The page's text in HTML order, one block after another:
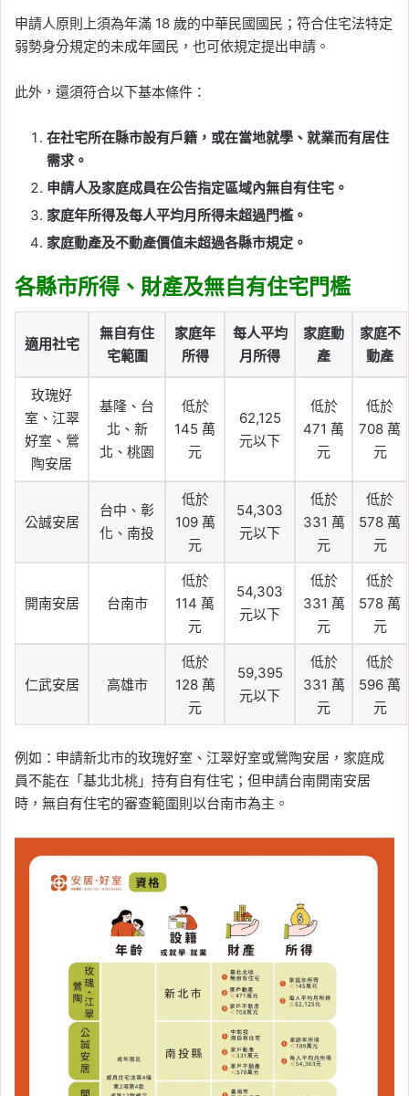
申請人原則上須為年滿 18 歲的中華民國國民；符合住宅法特定
弱勢身分規定的未成年國民，也可依規定提出申請。
此外，還須符合以下基本條件：
在社宅所在縣市設有戶籍，或在當地就學、就業而有居住
需求。
申請人及家庭成員在公告指定區域內無自有住宅。
家庭年所得及每人平均月所得未超過門檻。
家庭動產及不動產價值未超過各縣市規定。
各縣市所得、財產及無自有住宅門檻
適用社宅
無自有住
宅範圍
家庭年
所得
每人平均
月所得
家庭動
產
家庭不
動產
玫瑰好
室、江翠
好室、鶯
陶安居
基隆、台
北、新
北、桃園
低於
145 萬
元
62,125
元以下
低於
471 萬
元
低於
708 萬
元
公誠安居
台中、彰
化、南投
低於
109 萬
元
54,303
元以下
低於
331 萬
元
低於
578 萬
元
開南安居 台南市
低於
114 萬
元
54,303
元以下
低於
331 萬
元
低於
578 萬
元
仁武安居 高雄市
低於
128 萬
元
59,395
元以下
低於
331 萬
元
低於
596 萬
元
例如：申請新北市的玫瑰好室、江翠好室或鶯陶安居，家庭成
員不能在「基北北桃」持有自有住宅；但申請台南開南安居
時，無自有住宅的審查範圍則以台南市為主。